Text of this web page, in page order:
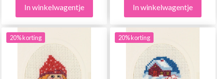
In winkelwagentje In winkelwagentje
20% korting 20% korting